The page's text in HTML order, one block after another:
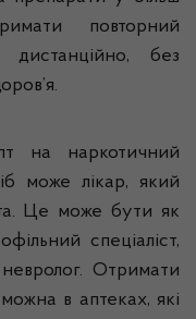
повторний
без
на наркотичний
може лікар, який
Це може бути як
спеціаліст,
Отримати
в аптеках, які